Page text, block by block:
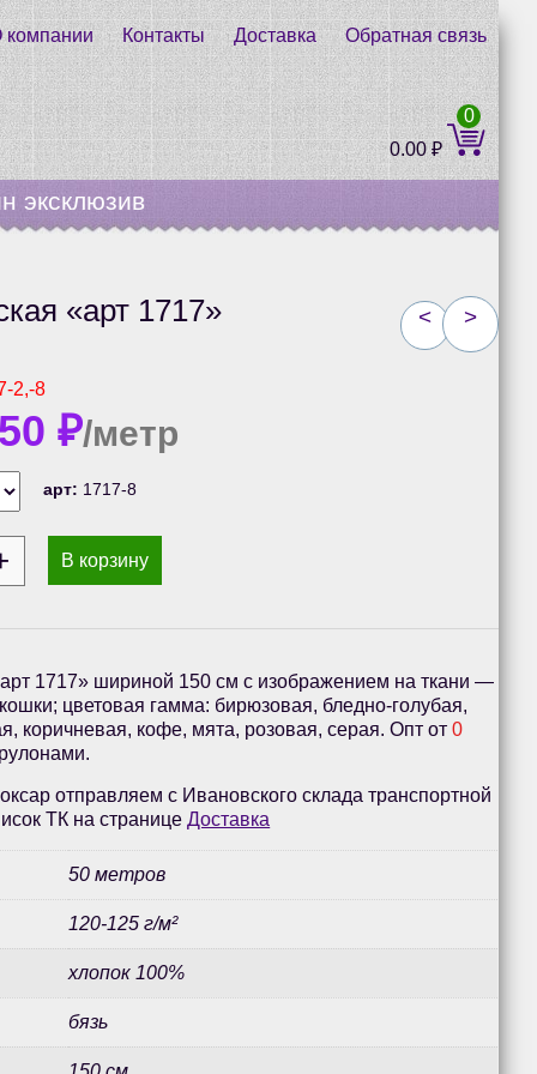
компании Контакты Доставка Обратная связь
0.00₽
0
эксклюзив
< >
«арт 1717»
2,-8
₽/метр
арт: 1717-8
В корзину
1717» шириной 150 см с изображением на ткани —
цветовая гамма: бирюзовая, бледно-голубая,
коричневая, кофе, мята, розовая, серая. Опт от0
отправляем с Ивановского склада транспортной
ТК на страницеДоставка
50 метров
120-125 г/м²
хлопок 100%
бязь